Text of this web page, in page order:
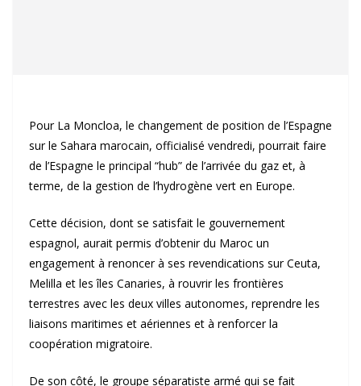
Pour La Moncloa, le changement de position de l’Espagne
sur le Sahara marocain, officialisé vendredi, pourrait faire
de l’Espagne le principal “hub” de l’arrivée du gaz et, à
terme, de la gestion de l’hydrogène vert en Europe.
Cette décision, dont se satisfait le gouvernement
espagnol, aurait permis d’obtenir du Maroc un
engagement à renoncer à ses revendications sur Ceuta,
Melilla et les îles Canaries, à rouvrir les frontières
terrestres avec les deux villes autonomes, reprendre les
liaisons maritimes et aériennes et à renforcer la
coopération migratoire.
De son côté, le groupe séparatiste armé qui se fait